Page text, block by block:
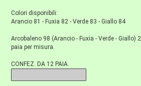
Colori disponibili:
Arancio 81 - Fuxia 82 - Verde 83 - Giallo 84
Arcobaleno 98 (Arancio - Fuxia - Verde - Giallo) 2
paia per misura.
CONFEZ. DA 12 PAIA.